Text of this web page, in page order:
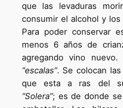
que las levaduras
consumir el alcohol y
Para poder conservar
menos 6 años de
agregando vino
“escalas”. Se colocan
que esta a ras del
“Solera”; es de donde